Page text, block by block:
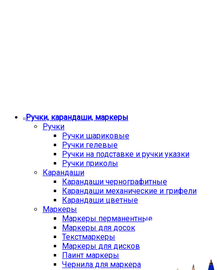
Ручки, карандаши, маркеры
Ручки
Ручки шариковые
Ручки гелевые
Ручки на подставке и ручки указки
Ручки приколы
Карандаши
Карандаши чернографитные
Карандаши механические и грифели
Карандаши цветные
Маркеры
Маркеры перманентные
Маркеры для досок
Текстмаркеры
Маркеры для дисков
Паинт маркеры
Чернила для маркера